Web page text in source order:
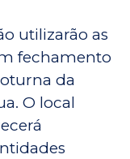
utilizarão as
fechamento
da
O local